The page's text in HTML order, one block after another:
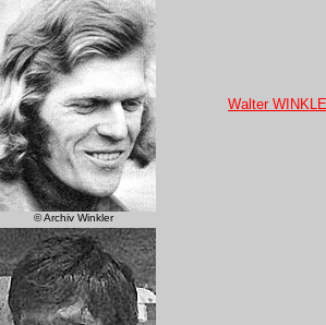
© Archiv Winkler
Walter